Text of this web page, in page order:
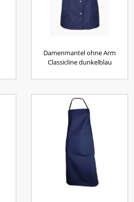
Damenmantel ohne Arm
Classicline dunkelblau